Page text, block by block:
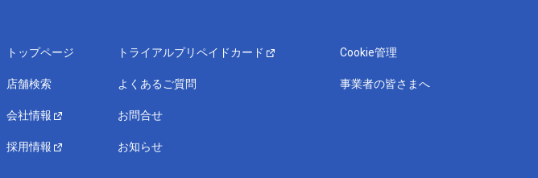
トップページ
店舗検索
会社情報
採用情報
トライアルプリペイドカード
よくあるご質問
お問合せ
お知らせ
Cookie管理
事業者の皆さまへ